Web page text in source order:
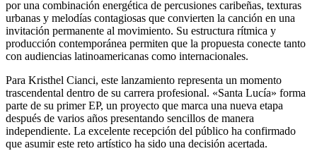
por una combinación energética de percusiones caribeñas, texturas
urbanas y melodías contagiosas que convierten la canción en una
invitación permanente al movimiento. Su estructura rítmica y
producción contemporánea permiten que la propuesta conecte tanto
con audiencias latinoamericanas como internacionales.
Para Kristhel Cianci, este lanzamiento representa un momento
trascendental dentro de su carrera profesional. «Santa Lucía» forma
parte de su primer EP, un proyecto que marca una nueva etapa
después de varios años presentando sencillos de manera
independiente. La excelente recepción del público ha confirmado
que asumir este reto artístico ha sido una decisión acertada.